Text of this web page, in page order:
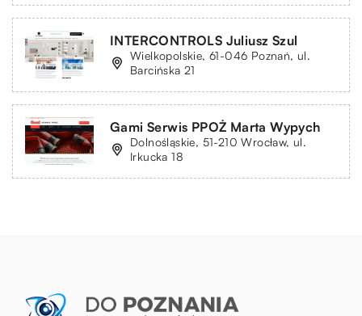
INTERCONTROLS Juliusz Szul
Wielkopolskie, 61-046 Poznań, ul.
Barcińska 21
Gami Serwis PPOŻ Marta Wypych
Dolnośląskie, 51-210 Wrocław, ul.
Irkucka 18